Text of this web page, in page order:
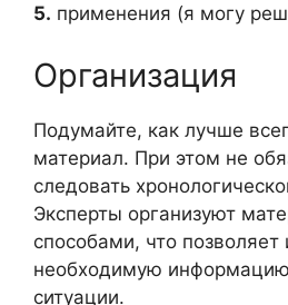
5. применения (я могу
Организация
Подумайте, как лучше
материал. При этом не
следовать
Эксперты организуют
способами, что
необходимую
ситуации.